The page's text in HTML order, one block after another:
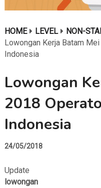
HOME LEVEL
NON-
Lowongan Kerja Batam
Indonesia
Lowongan
2018
Indonesia
24/05/2018
Update
lowongan